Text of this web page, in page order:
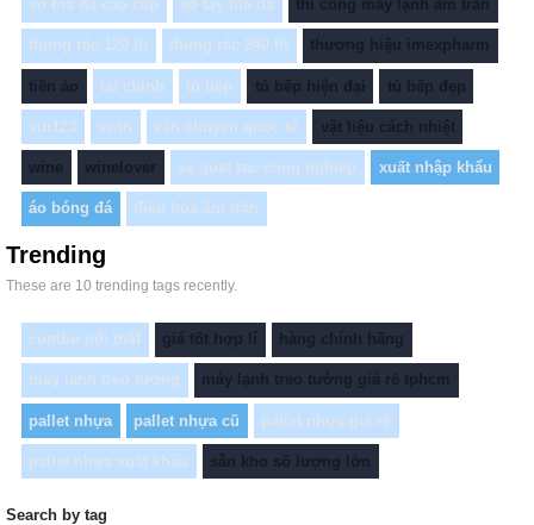
sổ bìa da cao cấp sổ tay bìa da thi công máy lạnh âm trần
thùng rác 120 lít thùng rác 240 lít thương hiệu imexpharm
tiền ảo tài chính tủ bếp tủ bếp hiện đại tủ bếp đẹp
vui123 vwin vận chuyển quốc tế vật liệu cách nhiệt
wine winelover xe quet rac cong nghiep xuất nhập khẩu
áo bóng đá điều hòa âm trần
Trending
These are 10 trending tags recently.
combo nội thất giá tốt hợp lí hàng chính hãng
máy lạnh treo tường máy lạnh treo tường giá rẻ tphcm
pallet nhựa pallet nhựa cũ pallet nhựa giá rẻ
pallet nhựa xuất khẩu sẵn kho số lượng lớn
Search by tag